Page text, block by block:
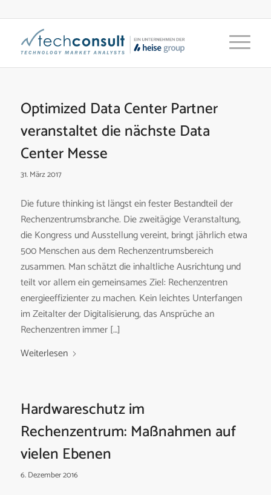
Optimized Data Center Partner
veranstaltet die nächste Data
Center Messe
31. März 2017
Die future thinking ist längst ein fester Bestandteil der
Rechenzentrumsbranche. Die zweitägige Veranstaltung,
die Kongress und Ausstellung vereint, bringt jährlich etwa
500 Menschen aus dem Rechenzentrumsbereich
zusammen. Man schätzt die inhaltliche Ausrichtung und
teilt vor allem ein gemeinsames Ziel: Rechenzentren
energieeffizienter zu machen. Kein leichtes Unterfangen
im Zeitalter der Digitalisierung, das Ansprüche an
Rechenzentren immer […]
Weiterlesen
Hardwareschutz im
Rechenzentrum: Maßnahmen auf
vielen Ebenen
6. Dezember 2016